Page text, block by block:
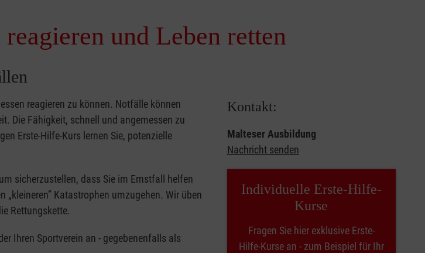
und Leben retten
reagieren zu können. Notfälle können
Die Fähigkeit, schnell und angemessen zu
Erste-Hilfe-Kurs lernen Sie, potenzielle
sicherzustellen, dass Sie im Ernstfall helfen
Katastrophen umzugehen. Wir üben
Rettungskette.
Ihren Sportverein an - gegebenenfalls als
Kontakt:
Malteser Ausbildung
Nachricht senden
Individuelle Erste-Hilfe-
Kurse
Fragen Sie hier exklusive Erste-
Hilfe-Kurse an - zum Beispiel für Ihr